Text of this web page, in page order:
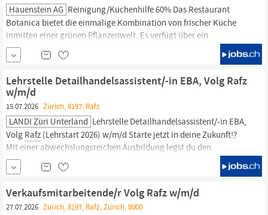
Hauenstein AG Reinigung/Küchenhilfe 60% Das Restaurant
Botanica bietet die einmalige Kombination von frischer Küche
inmitten einer grünen Pflanzenwelt. Es verfügt über ein
Restaurant mit Orangerie, Veranstaltungsräume, eine Bar und
eine Terrasse direkt beim Schaugarten des Gartencenters
Hauenstein. Wir suchen eine freundliche und engagierte Person
per sofort oder nach Vereinbarung...
Lehrstelle Detailhandelsassistent/-in EBA, Volg Rafz
w/m/d
15.07.2026 Zürich, 8197, Rafz
LANDI Züri Unterland Lehrstelle Detailhandelsassistent/-in EBA,
Volg Rafz (Lehrstart 2026) w/m/d Starte jetzt in deine Zukunft!?
Mit einer abwechslungsreichen Ausbildung legst du den
Grundstein für deinen erfolgreichen Berufsweg. Du erhältst
fundierte Einblicke in verschiedene Aufgabenbereiche und wirst
Verkaufsmitarbeitende/r Volg Rafz w/m/d
27.07.2026 Zürich, 8197, Rafz, Zürich, 8000